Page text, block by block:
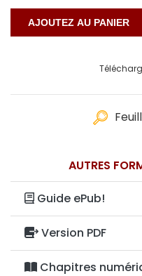
AUTRES
Guide ePub!
Version PDF
Chapitres